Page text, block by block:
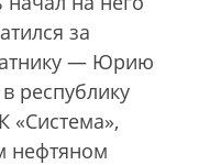
за
— Юрию
республику
«Система»,
нефтяном